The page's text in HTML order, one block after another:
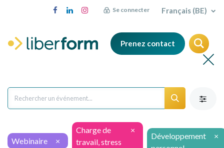
Se connecter Français (BE)
Prenez contact
Webinaire ×
Charge de
travail, stress
×
Développement
×